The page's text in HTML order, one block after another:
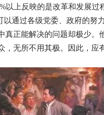
以上反映的是改革和发展过
以通过各级党委、政府的努
真正能解决的问题却极少。
无所不用其极。因此，应